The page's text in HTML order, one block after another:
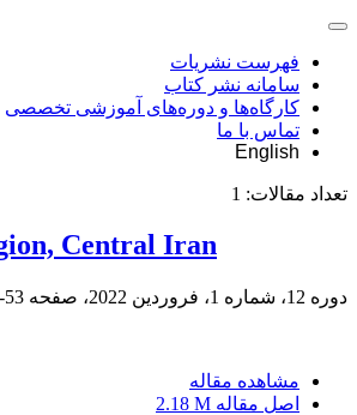
فهرست نشریات
سامانه نشر کتاب
کارگاه‌ها و دوره‌های آموزشی تخصصی
تماس با ما
English
تعداد مقالات: 1
Central Iran
دوره 12، شماره 1، فروردین 2022، صفحه 53-68
مشاهده مقاله
اصل مقاله 2.18 M